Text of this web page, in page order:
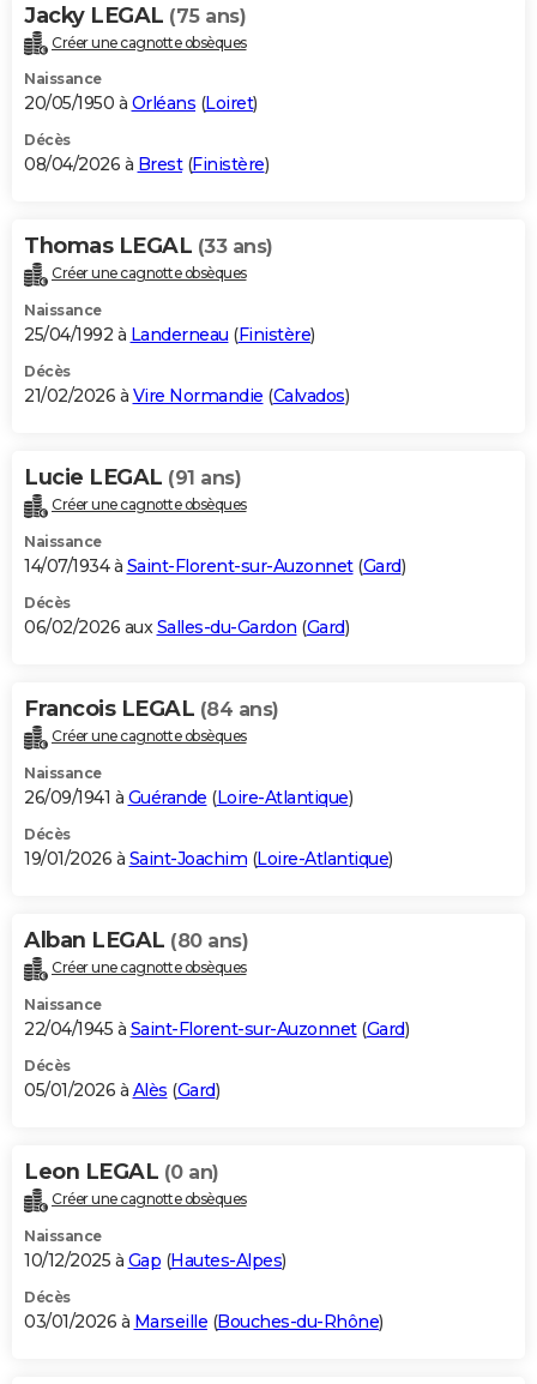
Jacky LEGAL (75 ans)
Créer une cagnotte obsèques
Naissance
20/05/1950 à Orléans (Loiret)
Décès
08/04/2026 à Brest(Finistère)
Thomas LEGAL (33 ans)
Créer une cagnotte obsèques
Naissance
25/04/1992 à Landerneau (Finistère)
Décès
21/02/2026 à Vire Normandie (Calvados)
Lucie LEGAL (91 ans)
Créer une cagnotte obsèques
Naissance
14/07/1934 à Saint-Florent-sur-Auzonnet(Gard)
Décès
06/02/2026 auxSalles-du-Gardon (Gard)
Francois LEGAL (84 ans)
Créer une cagnotte obsèques
Naissance
26/09/1941 à Guérande (Loire-Atlantique)
Décès
19/01/2026 à Saint-Joachim (Loire-Atlantique)
Alban LEGAL (80 ans)
Créer une cagnotte obsèques
Naissance
22/04/1945 à Saint-Florent-sur-Auzonnet(Gard)
Décès
05/01/2026 à Alès (Gard)
Leon LEGAL (0 an)
Créer une cagnotte obsèques
Naissance
10/12/2025 à Gap (Hautes-Alpes)
Décès
03/01/2026 à Marseille (Bouches-du-Rhône)